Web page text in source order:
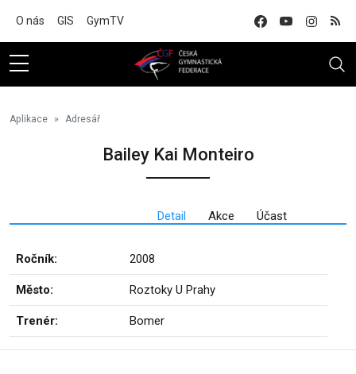
O nás GIS GymTV
Aplikace Adresář
Bailey Kai Monteiro
Detail Akce Účast
Ročník: 2008
Město: Roztoky U Prahy
Trenér: Bomer